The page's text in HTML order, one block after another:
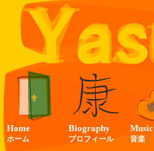
Home
ホーム
Biography
プロフィール
Music
音楽